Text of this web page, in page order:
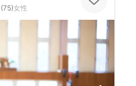
(75)女性